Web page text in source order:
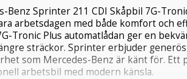
Benz Sprinter 211 CDI Skåpbil 7G-
arbetsdagen med både komfort och
Tronic Plus automatlådan ger en
sträckor. Sprinter erbjuder
som Mercedes-Benz är känt för.
arbetsbil med modern känsla.